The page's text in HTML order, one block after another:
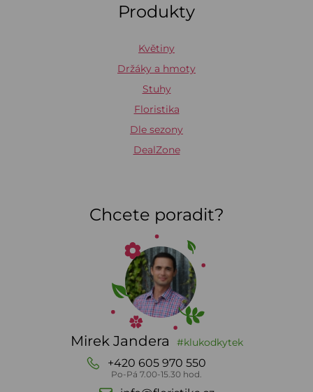
Produkty
Květiny
Držáky a hmoty
Stuhy
Floristika
Dle sezony
DealZone
Chcete poradit?
Mirek Jandera #klukodkytek
+420 605 970 550
Po-Pá 7.00-15.30 hod.